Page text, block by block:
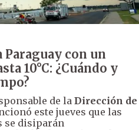
con un
10°C: ¿Cuándo y
de laDirección de
este jueves que las
se disiparán